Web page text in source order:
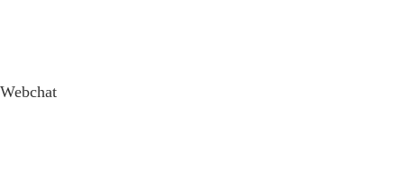
Webchat